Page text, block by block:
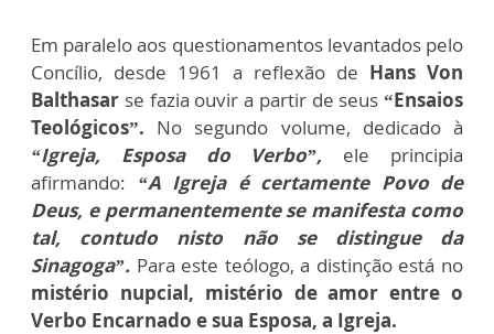
Em paralelo aos questionamentos levantados pelo
Concílio, desde 1961 a reflexão de Hans Von
Balthasar se fazia ouvir a partir de seus “Ensaios
Teológicos”. No segundo volume, dedicado à
“Igreja, Esposa do Verbo”, ele principia
afirmando: “A Igreja é certamente Povo de
Deus, e permanentemente se manifesta como
tal, contudo nisto não se distingue da
Sinagoga”. Para este teólogo, a distinção está no
mistério nupcial, mistério de amor entre o
Verbo Encarnado e sua Esposa, a Igreja.